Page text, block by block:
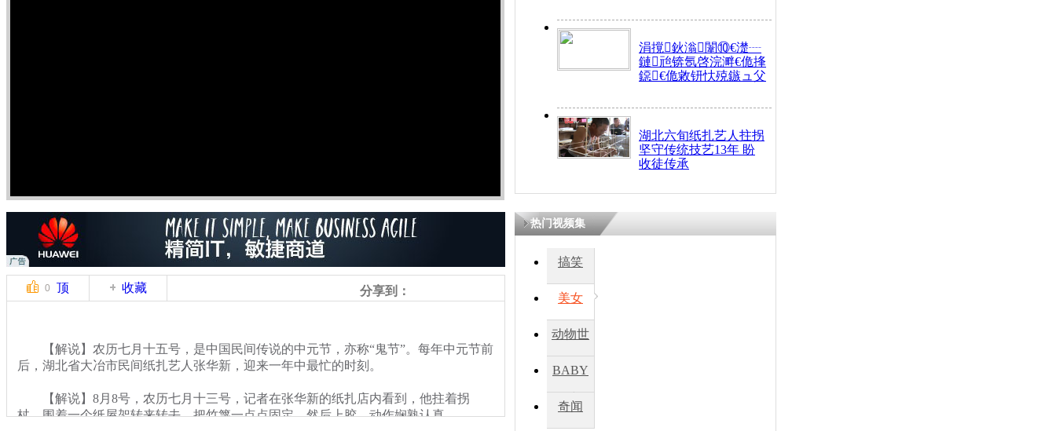
涓撹鈥滃闈⑩€濋┈
鏈兘锛氬啓浣溿€佹捀
鐚€佹敹钘忕殑鏃ュ父
湖北六旬纸扎艺人拄拐
坚守传统技艺13年 盼
收徒传承
0 顶 收藏 分享到：
【解说】农历七月十五号，是中国民间传说的中元节，亦称“鬼节”。每年中元节前
后，湖北省大冶市民间纸扎艺人张华新，迎来一年中最忙的时刻。
【解说】8月8号，农历七月十三号，记者在张华新的纸扎店内看到，他拄着拐
杖，围着一个纸屋架转来转去，把竹篾一点点固定，然后上胶，动作娴熟认真。
热门视频集
搞笑
美女
动物世
BABY
秀
奇闻